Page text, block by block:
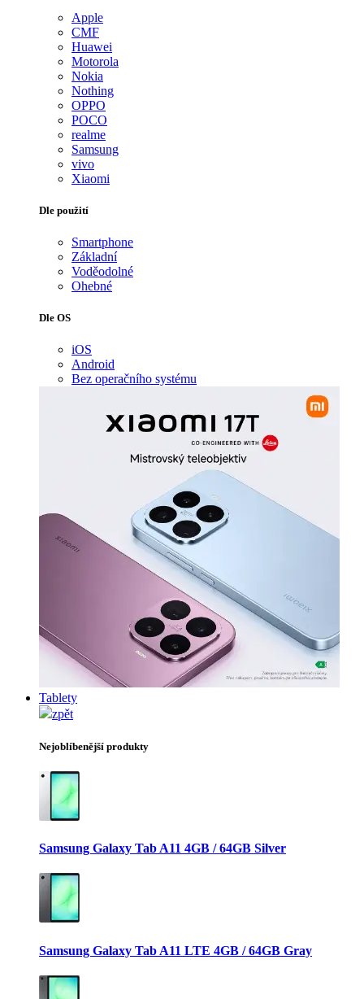
Apple
CMF
Huawei
Motorola
Nokia
Nothing
OPPO
POCO
realme
Samsung
vivo
Xiaomi
Dle použití
Smartphone
Základní
Voděodolné
Ohebné
Dle OS
iOS
Android
Bez operačního systému
Tablety
zpět
Nejoblíbenější produkty
Samsung Galaxy Tab A11 4GB / 64GB Silver
Samsung Galaxy Tab A11 LTE 4GB / 64GB Gray